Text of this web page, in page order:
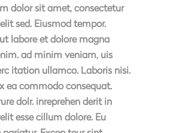
dolor sit amet, consectetur
sed. Eiusmod tempor.
labore et dolore magna
ad minim veniam, uis
itation ullamco. Laboris nisi.
ea commodo consequat.
dolr. inreprehen derit in
esse cillum dolore. Eu